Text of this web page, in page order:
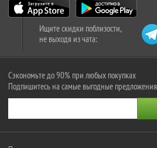
Ищите скидки поблизости,
не выходя из чата:
Сэкономьте до 90% при любых покупках
Подпишитесь на самые выгодные предложения